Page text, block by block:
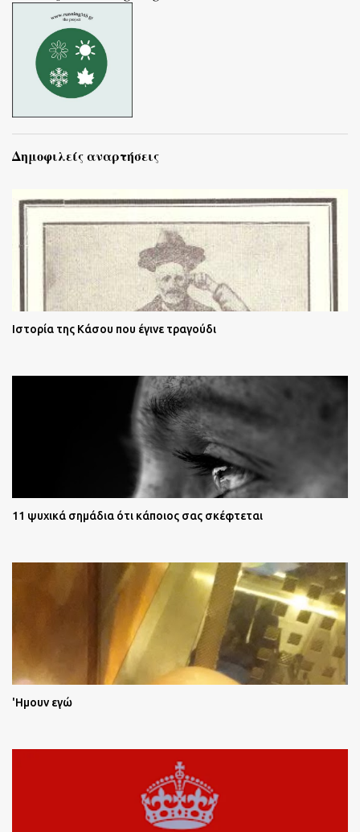
Δημοφιλείς αναρτήσεις
Ιστορία της Κάσου που έγινε τραγούδι
11 ψυχικά σημάδια ότι κάποιος σας σκέφτεται
'Ημουν εγώ